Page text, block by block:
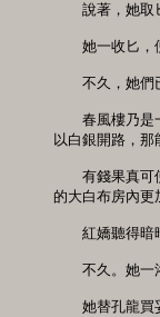
說著，她取匕
她一收匕，便
不久，她們已
春風樓乃是一
以白銀開路，那
有錢果真可使
的大白布房內更
紅嬌聽得暗
不久。她一浴
她替孔龍買妥